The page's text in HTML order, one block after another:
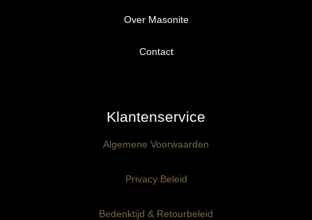
Alle producten
Proefpakket
3mm dik
6mm dik
Kant-en-Klaar panelen
3mm dik
6mm dik
Ophangklaar panelen
Maatwerk
Over Masonite
Contact
Klantenservice
Algemene Voorwaarden
Privacy Beleid
Bedenktijd & Retourbeleid